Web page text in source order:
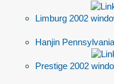
Limburg 2002
Hanjin
Prestige 2002